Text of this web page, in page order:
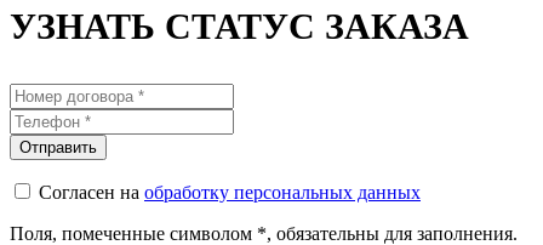
УЗНАТЬ СТАТУС ЗАКАЗА
Согласен на обработку персональных данных
Поля, помеченные символом *, обязательны для заполнения.